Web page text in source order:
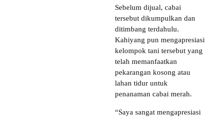
Sebelum dijual, cabai
tersebut dikumpulkan dan
ditimbang terdahulu.
Kahiyang pun mengapresiasi
kelompok tani tersebut yang
telah memanfaatkan
pekarangan kosong atau
lahan tidur untuk
penanaman cabai merah.
“Saya sangat mengapresiasi